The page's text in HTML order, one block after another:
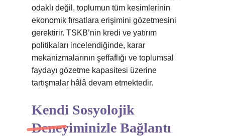
odaklı değil, toplumun tüm kesimlerinin
ekonomik fırsatlara erişimini gözetmesini
gerektirir. TSKB’nin kredi ve yatırım
politikaları incelendiğinde, karar
mekanizmalarının şeffaflığı ve toplumsal
faydayı gözetme kapasitesi üzerine
tartışmalar hâlâ devam etmektedir.
Kendi Sosyolojik
Deneyiminizle Bağlantı